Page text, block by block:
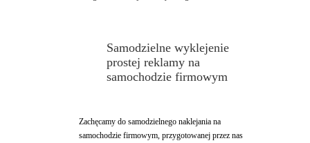
Samodzielne wyklejenie
prostej reklamy na
samochodzie firmowym
Zachęcamy do samodzielnego naklejania na
samochodzie firmowym, przygotowanej przez nas